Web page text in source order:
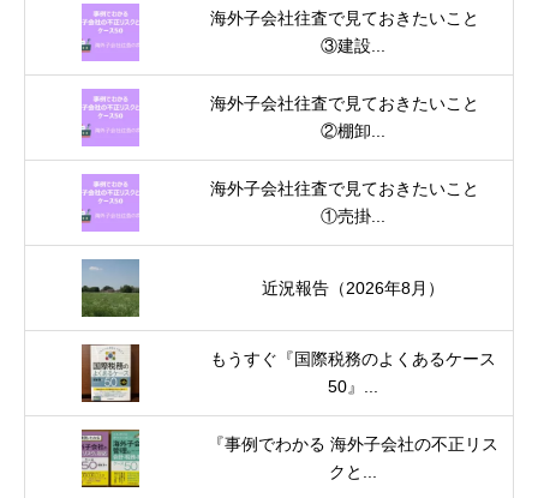
海外子会社往査で見ておきたいこと
③建設...
海外子会社往査で見ておきたいこと
②棚卸...
海外子会社往査で見ておきたいこと
①売掛...
近況報告（2026年8月）
もうすぐ『国際税務のよくあるケース
50』...
『事例でわかる 海外子会社の不正リス
クと...